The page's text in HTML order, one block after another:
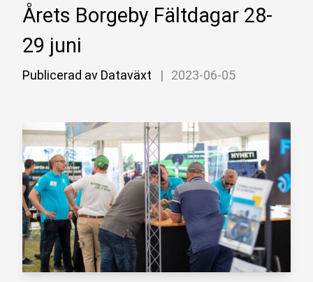
Årets Borgeby Fältdagar 28-
29 juni
Publicerad av Dataväxt | 2023-06-05